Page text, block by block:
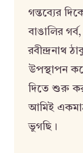
গন্তব্যের
বাঙালির
রবীন্দ্রনাথ
উপস্থাপন
দিতে শুরু
আমিই
ভুগছি।